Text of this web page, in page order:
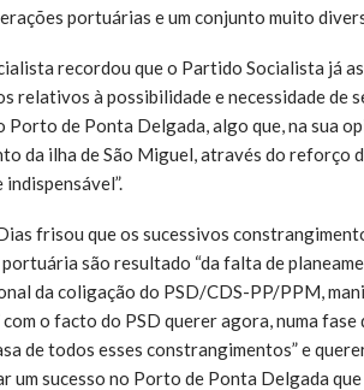
portuárias e um conjunto muito
recordou que o Partido Socialista já
relativos à possibilidade e necessidade de
Porto de Ponta Delgada, algo que, na sua
da ilha de São Miguel, através do reforço
frisou que os sucessivos
são resultado “da falta de
da coligação do PSD/CDS-PP/PPM,
com o facto do PSD querer agora, numa
de todos esses constrangimentos” e
um sucesso no Porto de Ponta Delgada